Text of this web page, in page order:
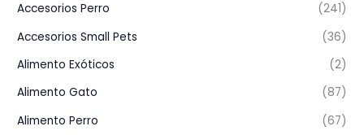
Accesorios Perro
(241)
Accesorios Small Pets
(36)
Alimento Exóticos
(2)
Alimento Gato
(87)
Alimento Perro
(67)